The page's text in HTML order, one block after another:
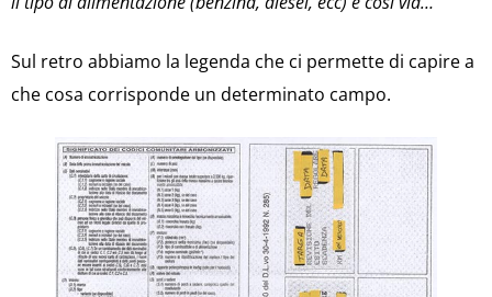
Sul retro abbiamo la legenda che ci permette di capire a
che cosa corrisponde un determinato campo.